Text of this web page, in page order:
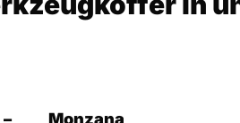
Monzana